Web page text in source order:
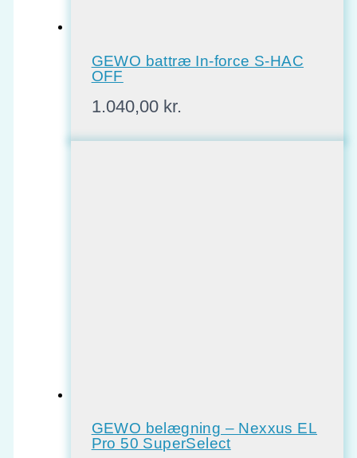
GEWO battræ In-force S-HAC
OFF
1.040,00 kr.
GEWO belægning – Nexxus EL
Pro 50 SuperSelect